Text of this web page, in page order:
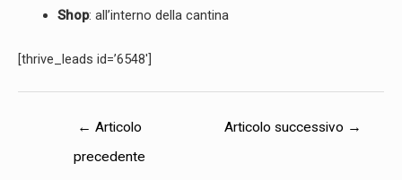
Shop: all’interno della cantina
[thrive_leads id=’6548′]
← Articolo
precedente
Articolo successivo →